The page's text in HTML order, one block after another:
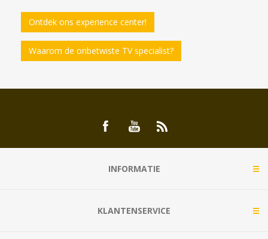
Ontdek ons experience center!
Waarom de onbetwiste TV specialist?
INFORMATIE
KLANTENSERVICE